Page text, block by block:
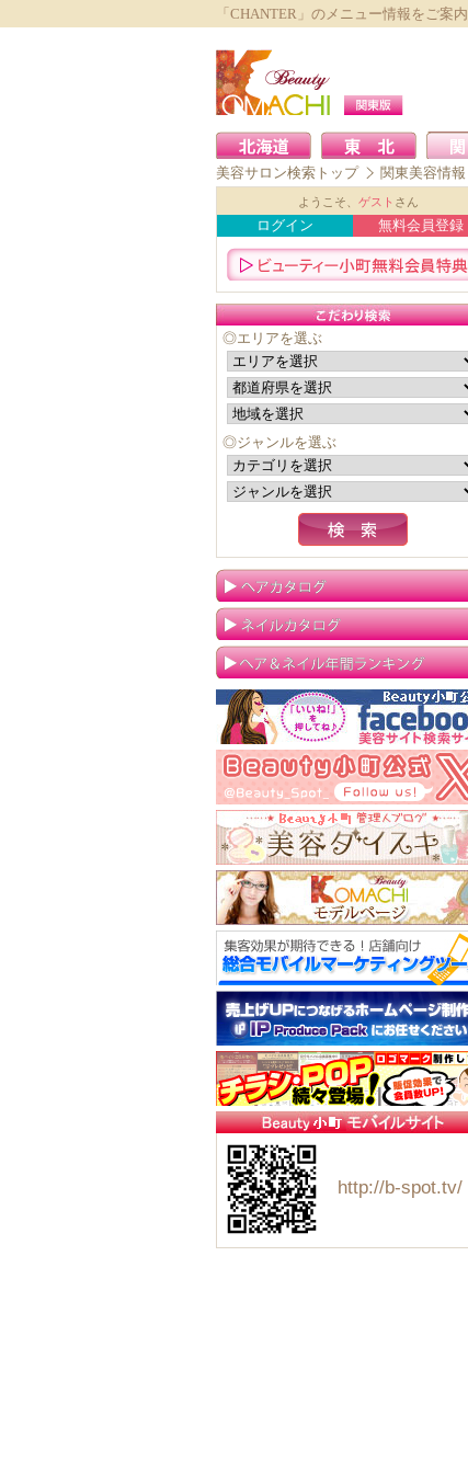
「CHANTER」のメニュー情報をご案内
美容サロン検索トップ 関東美容情報
ようこそ、 ゲスト さん
ログイン 無料会員登録
◎エリアを選ぶ
◎ジャンルを選ぶ
http://b-spot.tv/